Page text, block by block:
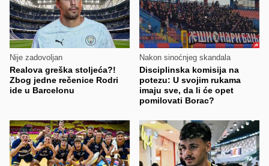
Nije zadovoljan
Realova greška stoljeća?!
Zbog jedne rečenice Rodri
ide u Barcelonu
Nakon sinoćnjeg skandala
Disciplinska komisija na
potezu: U svojim rukama
imaju sve, da li će opet
pomilovati Borac?